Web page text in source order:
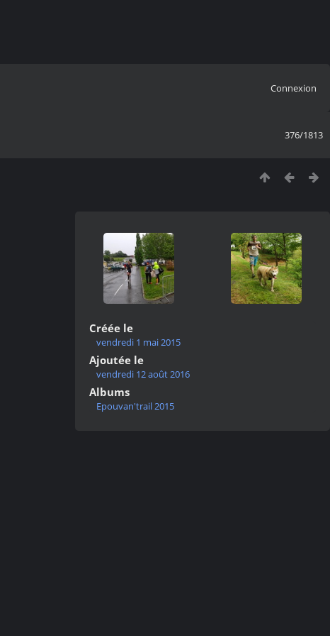
Connexion
376/1813
Créée le
vendredi 1 mai 2015
Ajoutée le
vendredi 12 août 2016
Albums
Epouvan'trail 2015